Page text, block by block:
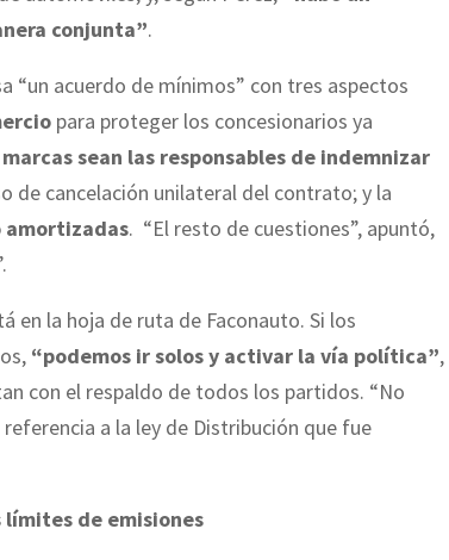
conjunta”.
“un acuerdo de mínimos” con tres aspectos
para proteger los concesionarios ya
sean las responsables de indemnizar
de cancelación unilateral del contrato; y la
amortizadas. “El resto de cuestiones”, apuntó,
en la hoja de ruta de Faconauto. Si los
“podemos ir solos y activar la vía política”,
con el respaldo de todos los partidos. “No
a la ley de Distribución que fue
de emisiones